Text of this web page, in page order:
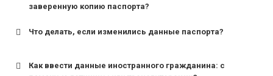
заверенную копию паспорта?
Что делать, если изменились данные паспорта?
Как ввести данные иностранного гражданина: с